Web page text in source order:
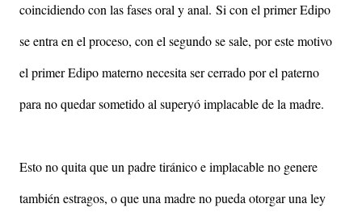
coincidiendo con las fases oral y anal. Si con el primer Edipo
se entra en el proceso, con el segundo se sale, por este motivo
el primer Edipo materno necesita ser cerrado por el paterno
para no quedar sometido al superyó implacable de la madre.
Esto no quita que un padre tiránico e implacable no genere
también estragos, o que una madre no pueda otorgar una ley